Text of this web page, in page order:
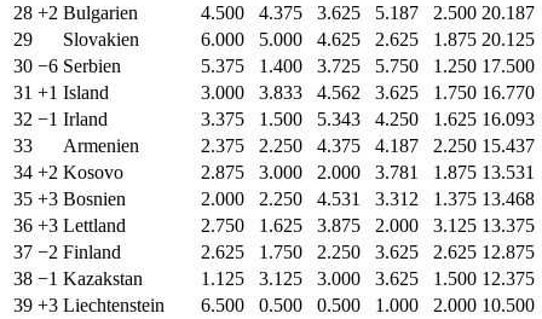
28 +2 Bulgarien 4.500 4.375 3.625 5.187 2.500 20.187
29
Slovakien 6.000 5.000 4.625 2.625 1.875 20.125
30 −6 Serbien 5.375 1.400 3.725 5.750 1.250 17.500
31 +1 Island 3.000 3.833 4.562 3.625 1.750 16.770
32 −1 Irland 3.375 1.500 5.343 4.250 1.625 16.093
33
Armenien 2.375 2.250 4.375 4.187 2.250 15.437
34 +2 Kosovo 2.875 3.000 2.000 3.781 1.875 13.531
35 +3 Bosnien 2.000 2.250 4.531 3.312 1.375 13.468
36 +3 Lettland 2.750 1.625 3.875 2.000 3.125 13.375
37 −2 Finland 2.625 1.750 2.250 3.625 2.625 12.875
38 −1 Kazakstan 1.125 3.125 3.000 3.625 1.500 12.375
39 +3 Liechtenstein 6.500 0.500 0.500 1.000 2.000 10.500